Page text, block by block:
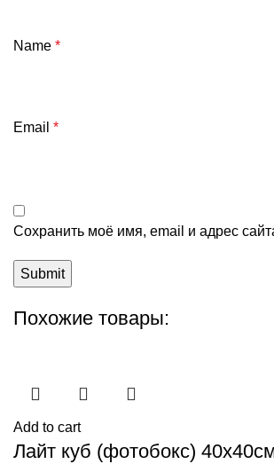
Name *
Email *
Сохранить моё имя, email и адрес
Похожие товары:
Add to cart
Лайт куб (фотобокс)